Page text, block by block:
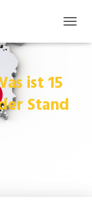
O
ist 15
Stand